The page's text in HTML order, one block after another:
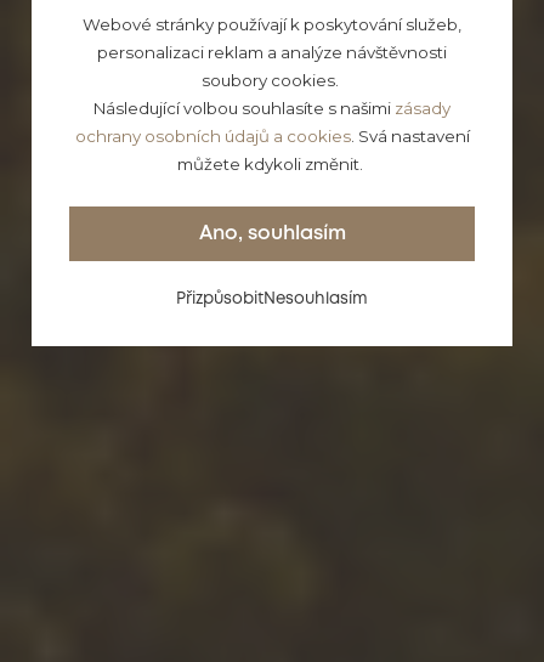
Pobyt na Pálavě,
pobyt na
Webové stránky používají k poskytování služeb,
personalizaci reklam a analýze návštěvnosti
soubory cookies.
Následující volbou souhlasíte s našimi zásady
ochrany osobních údajů a cookies. Svá nastavení
můžete kdykoli změnit.
Ano, souhlasím
PřizpůsobitNesouhlasím